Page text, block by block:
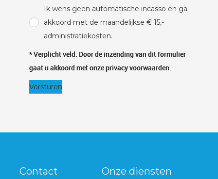
Ik wens geen automatische incasso en ga
akkoord met de maandelijkse € 15,-
administratiekosten.
* Verplicht veld. Door de inzending van dit formulier
gaat u akkoord met onze privacy voorwaarden.
Versturen
Contact Onze diensten